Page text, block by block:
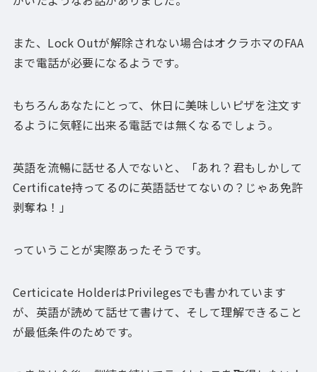
また、Lock Outが解除されない場合はオクラホマのFAA
まで電話が必要になるようです。
もちろんあなたにとって、休日に美味しいピザを注文す
るように気軽に出来る電話では無くなるでしょう。
英語を流暢に話せる人でないと、「あれ？君もしかして
Certificate持ってるのに英語話せてないの？じゃあ免許
剥奪ね！」
っていうことが実際あったそうです。
Certicicate HolderはPrivilegesでも書かれています
が、英語が読めて話せて書けて、そして理解できること
が最低条件のためです。